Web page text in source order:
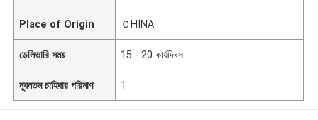
Place of Origin ＣHINA
ডেলিভারি সময় 15 - 20 কার্যদিবস
ন্যূনতম চাহিদার পরিমাণ 1